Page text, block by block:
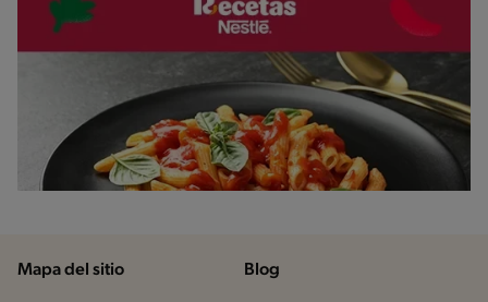
Mapa del sitio Blog